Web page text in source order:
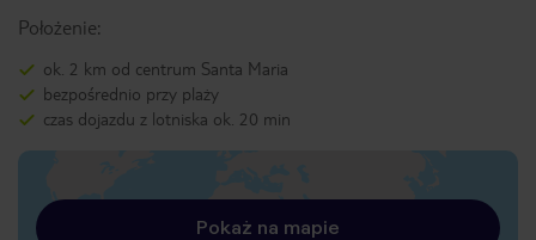
Położenie:
ok. 2 km od centrum Santa Maria
bezpośrednio przy plaży
czas dojazdu z lotniska ok. 20 min
Pokaż na mapie